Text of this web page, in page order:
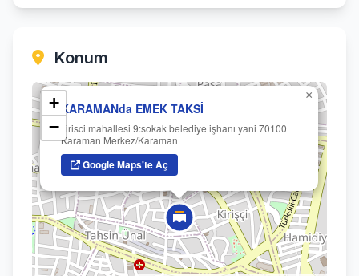
Konum
KARAMANda EMEK TAKSİ
kirisci mahallesi 9:sokak belediye işhanı yani 70100
Karaman Merkez/Karaman
Google Maps'te Aç
×
+
−